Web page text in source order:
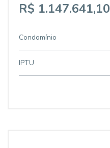
R$ 1.147.641,10
Condomínio
IPTU